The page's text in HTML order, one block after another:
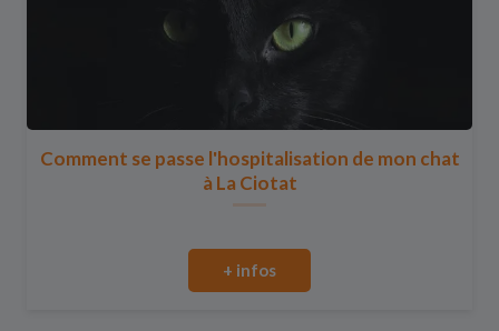
Comment se passe l'hospitalisation de mon chat
à La Ciotat
+ infos